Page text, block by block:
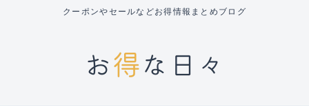
クーポンやセールなどお得情報まとめブログ